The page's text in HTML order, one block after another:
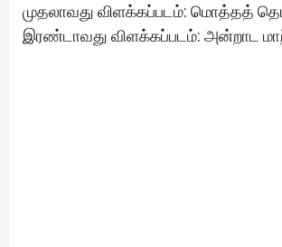
முதலாவது விளக்கப்படம்: மொத்தத்
இரண்டாவது விளக்கப்படம்: அன்றாட